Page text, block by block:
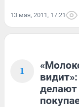
13 мая, 2011, 17:21
1